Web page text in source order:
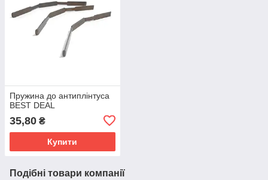
Пружина до антиплінтуса
BEST DEAL
35,80 ₴
Купити
Подібні товари компанії